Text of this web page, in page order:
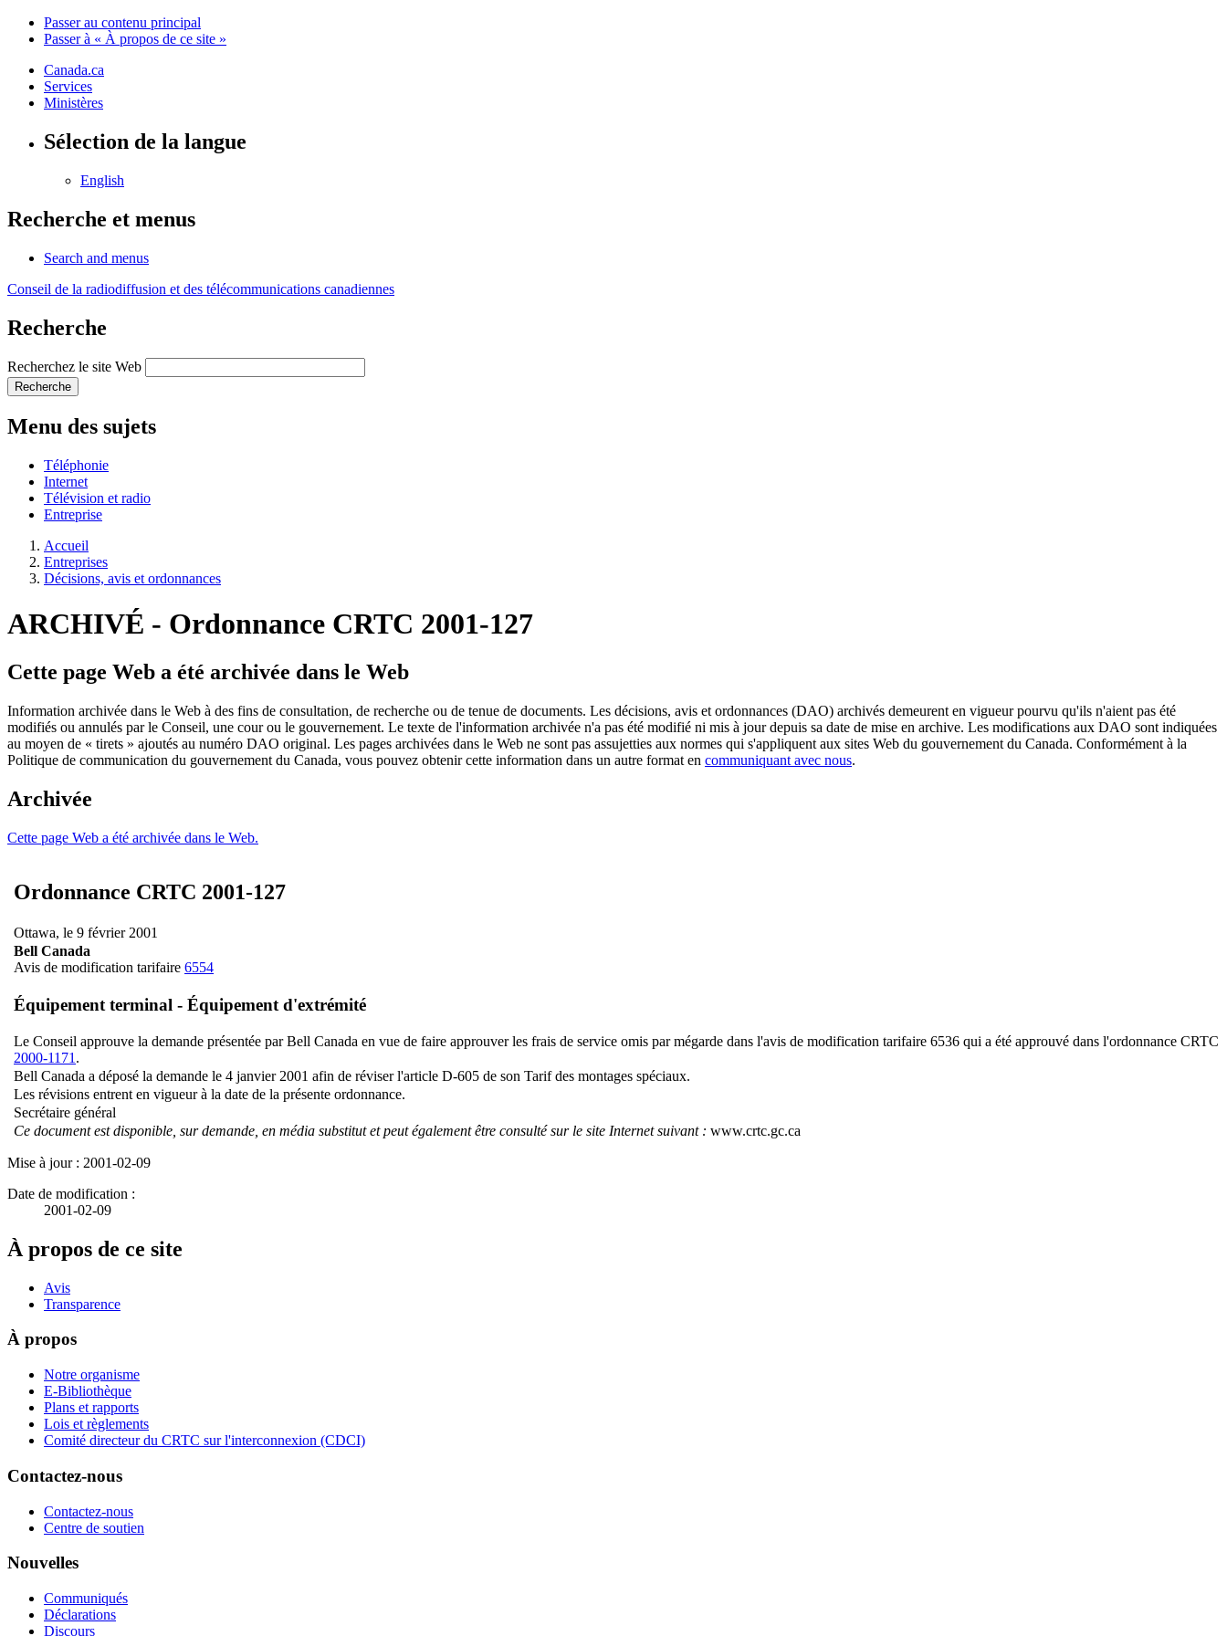
Passer au contenu principal
Passer à « À propos de ce site »
Canada.ca
Services
Ministères
Sélection de la langue
English
Recherche et menus
Search and menus
Conseil de la radiodiffusion et des télécommunications canadiennes
Recherche
Recherchez le site Web
Recherche
Menu des sujets
Téléphonie
Internet
Télévision et radio
Entreprise
Accueil
Entreprises
Décisions, avis et ordonnances
ARCHIVÉ - Ordonnance CRTC 2001-127
Cette page Web a été archivée dans le Web
Information archivée dans le Web à des fins de consultation, de recherche ou de tenue de documents. Les décisions, avis et ordonnances (DAO) archivés demeurent en vigueur pourvu qu'ils n'aient pas été
modifiés ou annulés par le Conseil, une cour ou le gouvernement. Le texte de l'information archivée n'a pas été modifié ni mis à jour depuis sa date de mise en archive. Les modifications aux DAO sont indiquées
au moyen de « tirets » ajoutés au numéro DAO original. Les pages archivées dans le Web ne sont pas assujetties aux normes qui s'appliquent aux sites Web du gouvernement du Canada. Conformément à la
Politique de communication du gouvernement du Canada, vous pouvez obtenir cette information dans un autre format en communiquant avec nous.
Archivée
Cette page Web a été archivée dans le Web.
Ordonnance CRTC 2001-127
Ottawa, le 9 février 2001
Bell Canada
Avis de modification tarifaire 6554
Équipement terminal - Équipement d'extrémité
Le Conseil approuve la demande présentée par Bell Canada en vue de faire approuver les frais de service omis par mégarde dans l'avis de modification tarifaire 6536 qui a été approuvé dans l'ordonnance CRTC
2000-1171 .
Bell Canada a déposé la demande le 4 janvier 2001 afin de réviser l'article D-605 de son Tarif des montages spéciaux.
Les révisions entrent en vigueur à la date de la présente ordonnance.
Secrétaire général
Ce document est disponible, sur demande, en média substitut et peut également être consulté sur le site Internet suivant : www.crtc.gc.ca
Mise à jour : 2001-02-09
Date de modification :
2001-02-09
À propos de ce site
Avis
Transparence
À propos
Notre organisme
E-Bibliothèque
Plans et rapports
Lois et règlements
Comité directeur du CRTC sur l'interconnexion (CDCI)
Contactez-nous
Contactez-nous
Centre de soutien
Nouvelles
Communiqués
Déclarations
Discours